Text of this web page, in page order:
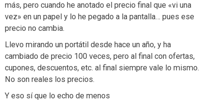
más, pero cuando he anotado el precio final que «vi una
vez» en un papel y lo he pegado a la pantalla… pues ese
precio no cambia.
Llevo mirando un portátil desde hace un año, y ha
cambiado de precio 100 veces, pero al final con ofertas,
cupones, descuentos, etc. al final siempre vale lo mismo.
No son reales los precios.
Y eso sí que lo echo de menos